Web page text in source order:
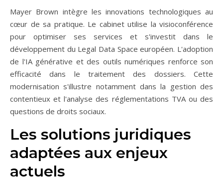
Mayer Brown intègre les innovations technologiques au
cœur de sa pratique. Le cabinet utilise la visioconférence
pour optimiser ses services et s'investit dans le
développement du Legal Data Space européen. L'adoption
de l'IA générative et des outils numériques renforce son
efficacité dans le traitement des dossiers. Cette
modernisation s'illustre notamment dans la gestion des
contentieux et l'analyse des réglementations TVA ou des
questions de droits sociaux.
Les solutions juridiques
adaptées aux enjeux
actuels